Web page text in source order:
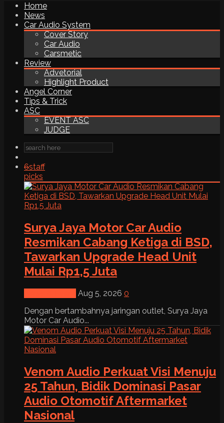
Home
News
Car Audio System
Cover Story
Car Audio
Carsmetic
Review
Advetorial
Highlight Product
Angel Corner
Tips & Trick
ASC
EVENT ASC
JUDGE
6staff
picks
Surya Jaya Motor Car Audio
Resmikan Cabang Ketiga di BSD,
Tawarkan Upgrade Head Unit
Mulai Rp1,5 Juta
Aug 5, 2026 0
Dengan bertambahnya jaringan outlet, Surya Jaya
Motor Car Audio...
Venom Audio Perkuat Visi Menuju
25 Tahun, Bidik Dominasi Pasar
Audio Otomotif Aftermarket
Nasional